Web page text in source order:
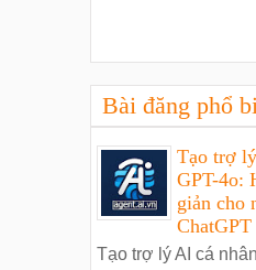
Bài đăng phổ
Tạo trợ
GPT-4o:
giản cho
Tạo trợ lý AI cá